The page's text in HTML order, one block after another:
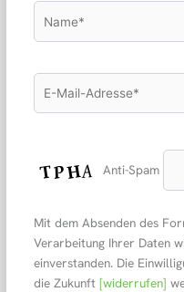
Mail-
Anti-Spam
Mit dem Absenden des
Verarbeitung Ihrer Daten
einverstanden. Die
die Zukunft [widerrufen]